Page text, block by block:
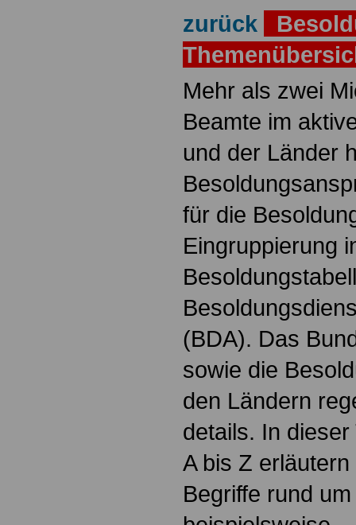
zurück
Mehr als zwei
Beamte im
und der Länder
für die
Eingruppierung
(BDA). Das
sowie die
den Ländern
details. In
A bis Z
Begriffe rund